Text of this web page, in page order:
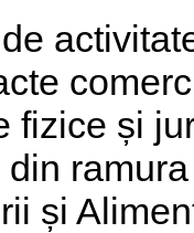
fizice și
din
și